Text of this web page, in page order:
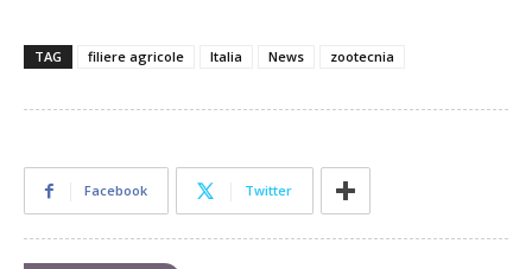
TAG filiere agricole Italia News zootecnia
Facebook Twitter